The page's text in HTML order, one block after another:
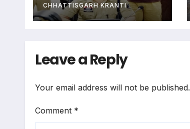
CHHATTISGARH KRANTI
Leave a Reply
Your email address will not be published.
Comment *